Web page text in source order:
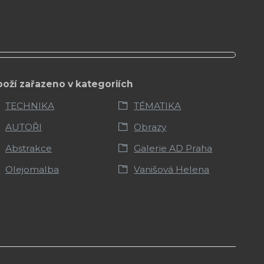
zařazeno v kategoriích
TECHNIKA
TÉMATIKA
AUTOŘI
Obrazy
Abstrakce
Galerie AD Praha
Olejomalba
Vanišová Helena